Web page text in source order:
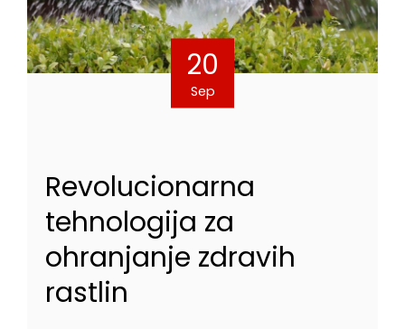
20
Sep
Revolucionarna
tehnologija za
ohranjanje zdravih
rastlin